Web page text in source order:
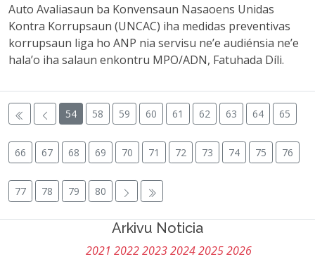
Auto Avaliasaun ba Konvensaun Nasaoens Unidas
Kontra Korrupsaun (UNCAC) iha medidas preventivas
korrupsaun liga ho ANP nia servisu ne’e audiénsia ne’e
hala’o iha salaun enkontru MPO/ADN, Fatuhada Díli.
54 58 59 60 61 62 63 64 65
66 67 68 69 70 71 72 73 74 75 76
77 78 79 80
Arkivu Noticia
2021 20222023202420252026